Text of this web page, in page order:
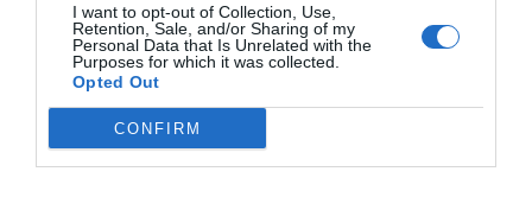
I want to opt-out of Collection, Use,
Retention, Sale, and/or Sharing of my
Personal Data that Is Unrelated with the
Purposes for which it was collected.
Opted Out
CONFIRM
Kakan håller sig i ca två veckor i kylen.
Vid servering skär du den i bitar eller skivor.
Kan även garneras innan servering med glasyr
och kanderad torkad frukt, bär eller nötter.